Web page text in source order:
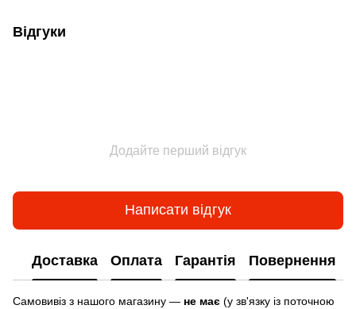
Відгуки
Додайте перший відгук
Написати відгук
Доставка Оплата Гарантія Повернення
Самовивіз з нашого магазину — не має (у зв'язку із поточною